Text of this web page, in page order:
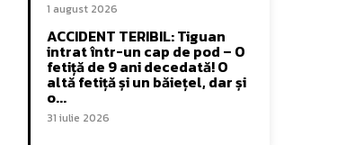
1 august 2026
ACCIDENT TERIBIL: Tiguan
intrat într-un cap de pod – O
fetiță de 9 ani decedată! O
altă fetiță și un băiețel, dar și
o...
31 iulie 2026